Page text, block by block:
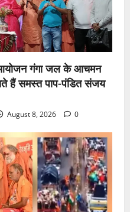
आयोजन गंगा जल के आचमन
हैं समस्त पाप-पंडित संजय
August 8, 2026 0